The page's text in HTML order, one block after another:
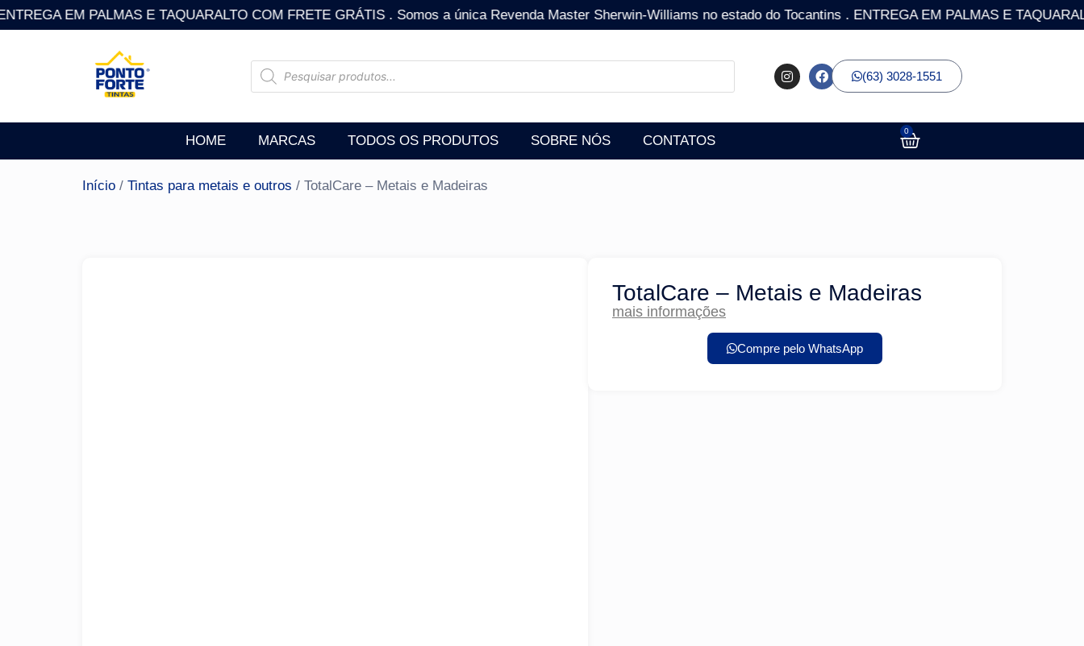
EM PALMAS E TAQUARALTO COM FRETE GRÁTIS . Somos a única Revenda Master Sherwin-Williams no estado do Tocantins . ENTREGA EM PALMAS E
(63) 3028-1551
HOME MARCAS TODOS OS PRODUTOS SOBRE NÓS CONTATOS
0
Início / Tintas para metais e outros / TotalCare – Metais e Madeiras
TotalCare – Metais e Madeiras
mais informações
Compre pelo WhatsApp